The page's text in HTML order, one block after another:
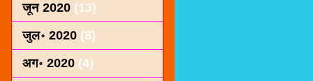
जून 2020 (13)
जुल॰ 2020 (8)
अग॰ 2020 (4)